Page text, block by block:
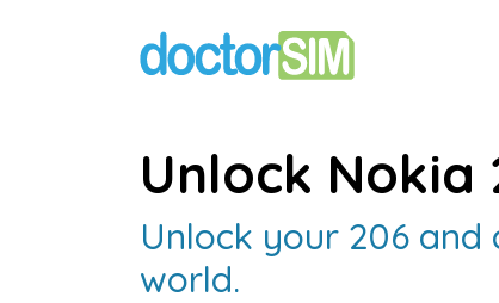
Unlock Nokia
Unlock your 206
world.